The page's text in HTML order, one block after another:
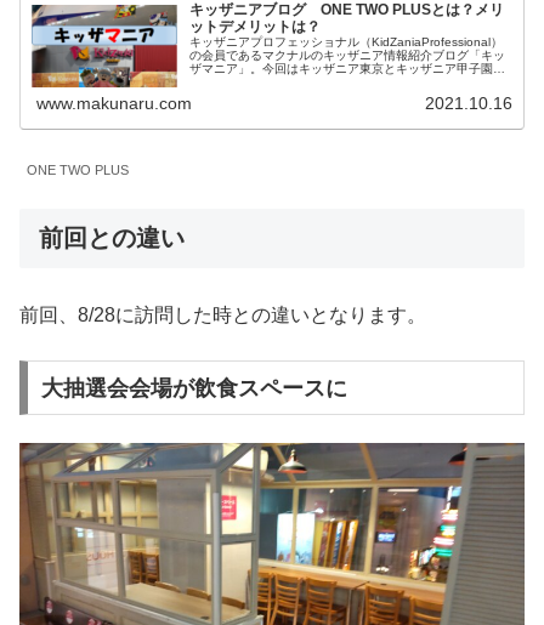
キッザニアブログ ONE TWO PLUSとは？メリ
ットデメリットは？
キッザニアプロフェッショナル（KidZaniaProfessional）
の会員であるマクナルのキッザニア情報紹介ブログ「キッ
ザマニア」。今回はキッザニア東京とキッザニア甲子園の
とメリットデメリットを私見を含めてご紹介します。
www.makunaru.com 2021.10.16
ONE TWO PLUS
前回との違い
前回、8/28に訪問した時との違いとなります。
大抽選会会場が飲食スペースに